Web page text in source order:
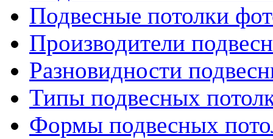
Подвесные потолки
Производители
Разновидности
Типы подвесных
Формы подвесных